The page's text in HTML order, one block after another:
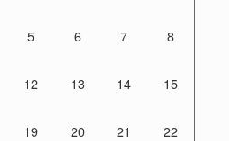
5 6 7 8
12 13 14 15
19 20 21 22